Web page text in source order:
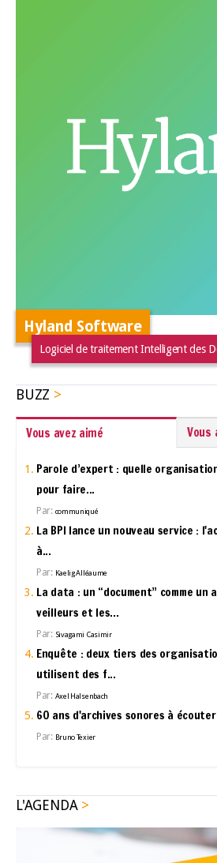
Hyland Software
Logiciel de traitement Intelligent des
BUZZ
Vous avez aimé Vous
Parole d’expert : quelle
pour faire...
Par: communiqué
La BPI lance un nouveau service :
à...
Par: Kaelig Alléaume
La data : un “document” comme un
veilleurs et les...
Par: Sivagami Casimir
Enquête : deux tiers des
utilisent des f...
Par: Axel Halsenbach
60 ans d'archives sonores à
Par: Bruno Texier
L'AGENDA